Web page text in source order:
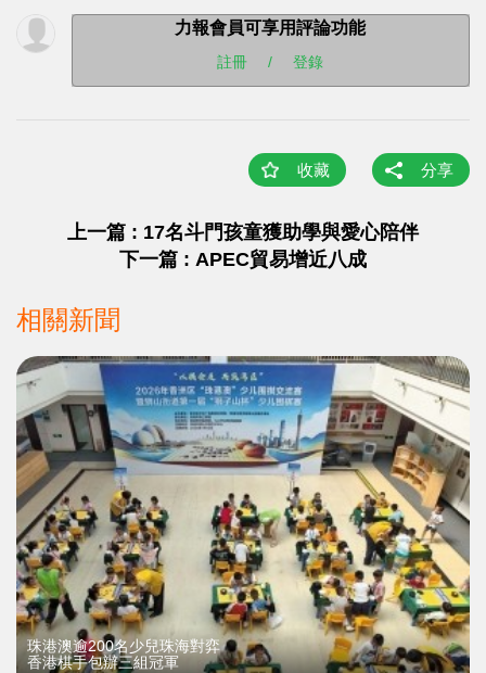
力報會員可享用評論功能
註冊 / 登錄
收藏 分享
上一篇 : 17名斗門孩童獲助學與愛心陪伴
下一篇 : APEC貿易增近八成
相關新聞
珠港澳逾200名少兒珠海對弈
香港棋手包辦三組冠軍